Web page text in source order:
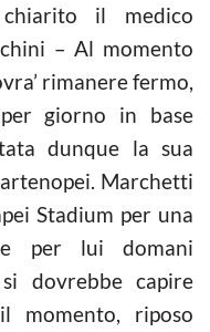
il medico
– Al momento
rimanere fermo,
giorno in base
dunque la sua
Marchetti
Stadium per una
per lui domani
dovrebbe capire
momento, riposo